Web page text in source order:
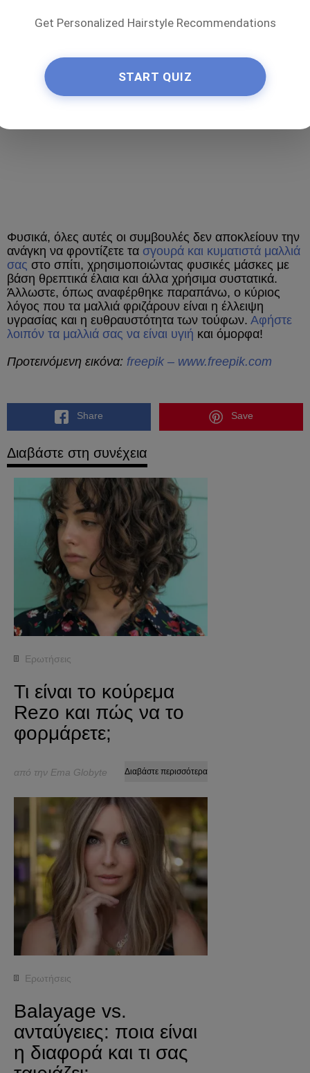
Φυσικά, όλες αυτές οι συμβουλές δεν αποκλείουν την
ανάγκη να φροντίζετε τα σγουρά και κυματιστά μαλλιά
σας στο σπίτι, χρησιμοποιώντας φυσικές μάσκες με
βάση θρεπτικά έλαια και άλλα χρήσιμα συστατικά.
Άλλωστε, όπως αναφέρθηκε παραπάνω, ο κύριος
λόγος που τα μαλλιά φριζάρουν είναι η έλλειψη
υγρασίας και η ευθραυστότητα των τούφων. Αφήστε
λοιπόν τα μαλλιά σας να είναι υγιή και όμορφα!
Προτεινόμενη εικόνα: freepik – www.freepik.com
Share Save
Διαβάστε στη συνέχεια
Ερωτήσεις
Τι είναι το κούρεμα
Rezo και πώς να το
φορμάρετε;
από την Ema Globyte Διαβάστε περισσότερα
Ερωτήσεις
Balayage vs.
ανταύγειες: ποια είναι
η διαφορά και τι σας
Get Personalized Hairstyle Recommendations
START QUIZ